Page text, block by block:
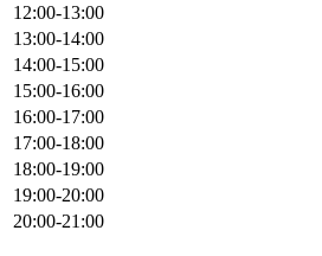
12:00-13:00
13:00-14:00
14:00-15:00
15:00-16:00
16:00-17:00
17:00-18:00
18:00-19:00
19:00-20:00
20:00-21:00